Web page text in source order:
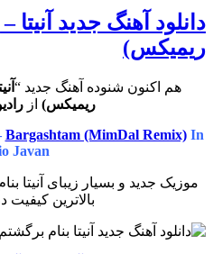
دانلود آهنگ جدید
ریمیکس)
هم اکنون شنوده آهنگ جدید “
ریمیکس) از
Bargashtam (MimDal Remix)In
Javan
موزیک جدید و بسیار زیبای آنیتا
بالاترین کیفیت